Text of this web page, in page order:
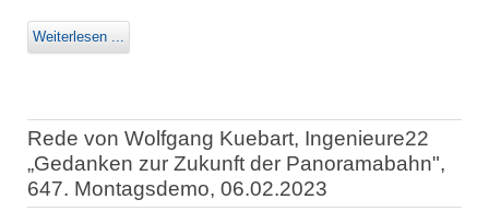
Weiterlesen ...
Rede von Wolfgang Kuebart, Ingenieure22
„Gedanken zur Zukunft der Panoramabahn",
647. Montagsdemo, 06.02.2023